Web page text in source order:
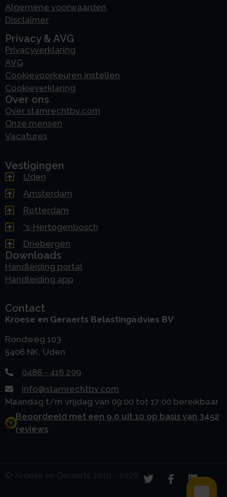
Algemene voorwaarden
Disclaimer
Privacy & AVG
Privacyverklaring
AVG
Cookievoorkeuren instellen
Cookieverklaring
Over ons
Over stamrechtbv.com
Onze mensen
Vacatures
Vestigingen
Uden
Amsterdam
Rotterdam
's-Hertogenbosch
Driebergen
Downloads
Handleiding portal
Handleiding app
Contact
Kroese en Geraerts Belastingadvies BV
Rondweg 103
5406 NK, Uden
0486 - 416 299
info@stamrechtbv.com
Maandag t/m vrijdag van 09:00 tot 17:00 bereikbaar
Beoordeeld met een 9.0 uit 10 op basis van 3452
reviews
© Kroese en Geraerts 2010 - 2026